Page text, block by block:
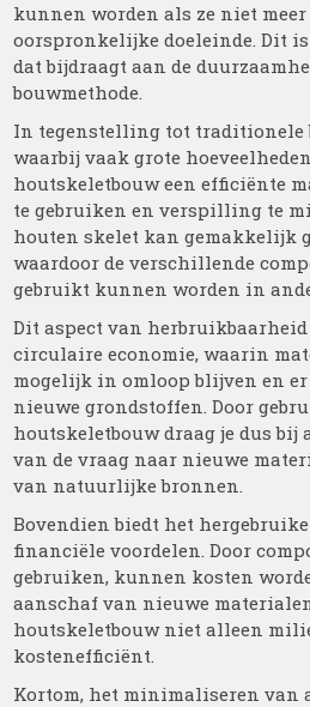
kunnen worden als ze niet
oorspronkelijke doeleinde. Dit
dat bijdraagt aan de
bouwmethode.
In tegenstelling tot traditionele
waarbij vaak grote
houtskeletbouw een efficiënte
te gebruiken en verspilling te
houten skelet kan gemakkelijk
waardoor de verschillende
gebruikt kunnen worden in
Dit aspect van
circulaire economie, waarin
mogelijk in omloop blijven en
nieuwe grondstoffen. Door
houtskeletbouw draag je dus bij
van de vraag naar nieuwe
van natuurlijke bronnen.
Bovendien biedt het
financiële voordelen. Door
gebruiken, kunnen kosten
aanschaf van nieuwe
houtskeletbouw niet alleen
kostenefficiënt.
Kortom, het minimaliseren van